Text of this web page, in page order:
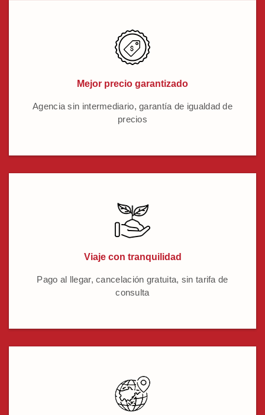
Mejor precio garantizado
Agencia sin intermediario, garantía de igualdad de
precios
Viaje con tranquilidad
Pago al llegar, cancelación gratuita, sin tarifa de
consulta